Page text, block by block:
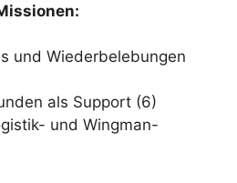
und Wiederbelebungen
als Support (6)
und Wingman-